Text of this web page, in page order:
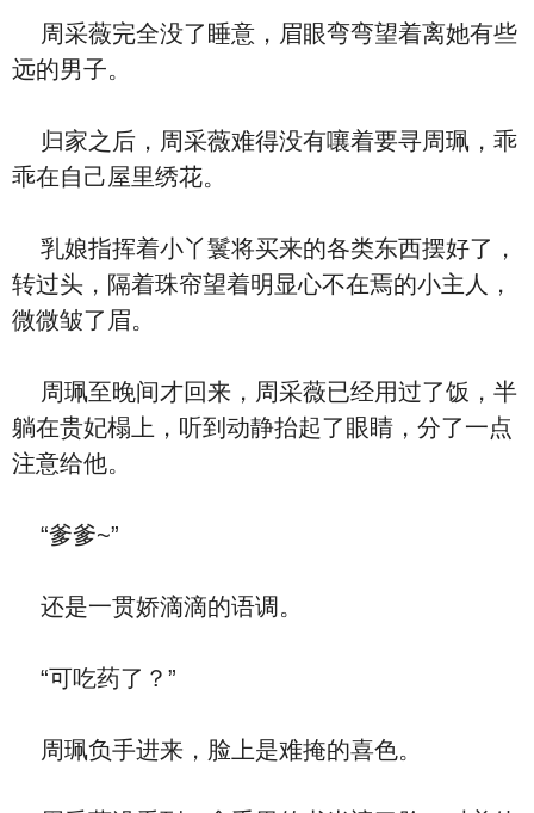
周采薇完全没了睡意，眉眼弯弯望着离她有些
远的男子。
归家之后，周采薇难得没有嚷着要寻周珮，乖
乖在自己屋里绣花。
乳娘指挥着小丫鬟将买来的各类东西摆好了，
转过头，隔着珠帘望着明显心不在焉的小主人，
微微皱了眉。
周珮至晚间才回来，周采薇已经用过了饭，半
躺在贵妃榻上，听到动静抬起了眼睛，分了一点
注意给他。
“爹爹~”
还是一贯娇滴滴的语调。
“可吃药了？”
周珮负手进来，脸上是难掩的喜色。